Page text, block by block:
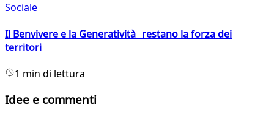
Sociale
Il Benvivere e la Generatività restano la forza dei
territori
1 min di lettura
Idee e commenti